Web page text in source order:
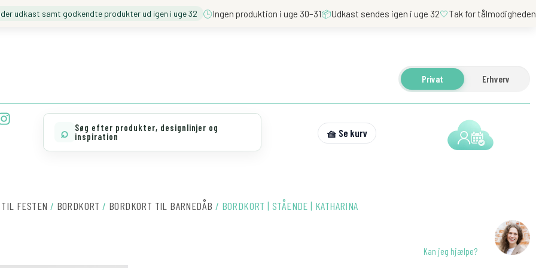
udkast samt godkendte produkter ud igen i uge 32 🕒Ingen produktion i uge 30–31📦Udkast sendes igen i uge 32🤍Tak for tålmodigheden
Privat Erhverv
I
n
a
⌕
Søg efter produkter, designlinjer og
inspiration
🧺 Se kurv
FESTEN / BORDKORT / BORDKORT TIL BARNEDÅB / BORDKORT | STÅENDE | KATHARINA
Kan jeg hjælpe?